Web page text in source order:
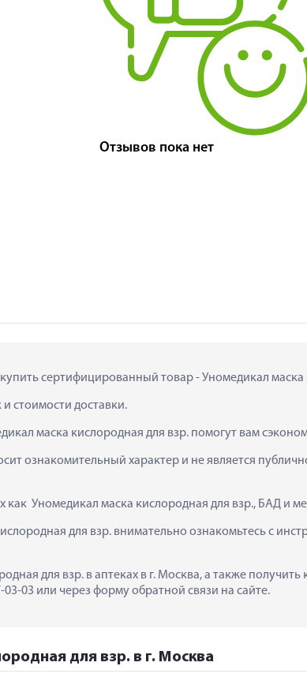
Отзывов пока нет
сертифицированный товар - Уномедикал маска
стоимости доставки.
маска кислородная для взр. помогут вам
ознакомительный характер и не является
как  Уномедикал маска кислородная для взр., БАД и
для взр. внимательно ознакомьтесь с
для взр. в аптеках в г. Москва, а также
03 или через форму обратной связи на сайте.
для взр. в г. Москва